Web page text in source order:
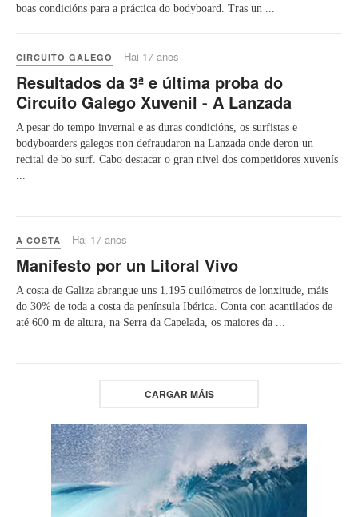
boas condicións para a práctica do bodyboard. Tras un ...
CIRCUITO GALEGO Hai 17 anos
Resultados da 3ª e última proba do
Circuíto Galego Xuvenil - A Lanzada
A pesar do tempo invernal e as duras condicións, os surfistas e
bodyboarders galegos non defraudaron na Lanzada onde deron un
recital de bo surf. Cabo destacar o gran nivel dos competidores xuvenís
...
A COSTA Hai 17 anos
Manifesto por un Litoral Vivo
A costa de Galiza abrangue uns 1.195 quilómetros de lonxitude, máis
do 30% de toda a costa da península Ibérica. Conta con acantilados de
até 600 m de altura, na Serra da Capelada, os maiores da ...
CARGAR MÁIS